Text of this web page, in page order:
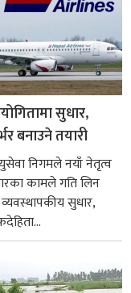
सुधार,
बनाउने तयारी
निगमले नयाँ नेतृत्व
कामले गति लिन
सुधार,